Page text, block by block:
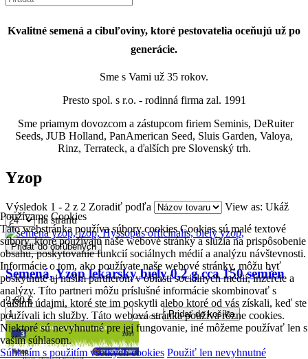
Kvalitné semená a cibuľoviny, ktoré pestovatelia oceňujú už po
generácie.
Sme s Vami už 35 rokov.
Presto spol. s r.o. - rodinná firma zal. 1991
Sme priamym dovozcom a zástupcom firiem Seminis, DeRuiter
Seeds, JUB Holland, PanAmerican Seed, Sluis Garden, Valoya,
Rinz, Terrateck, a ďalších pre Slovenský trh.
Yzop
Výsledok 1 - 2 z 2 Zoradiť podľa View as: Ukáž
na stranu
Pridať do obľúbených
Semená, Yzop lekársky biely 0,2 g cca 150 semien
2,60 €
Používame Cookies
Táto webstránka používa súbory cookies Cookies sú malé textové
súbory, ktoré používajú naše webové stránky a slúžia na prispôsobenie
obsahu, poskytovanie funkcií sociálnych médií a analýzu návštevnosti.
Informácie o tom, ako používate naše webové stránky, môžu byť
poskytnuté aj našim partnerom v oblasti sociálnych médií, inzercie a
analýzy. Títo partneri môžu príslušné informácie skombinovať s
ďalšími údajmi, ktoré ste im poskytli alebo ktoré od vás získali, keď ste
používali ich služby. Táto webová stránka používa rôzne cookies.
Niektoré sú nevyhnutné pre jej fungovanie, iné môžeme používať len s
vaším súhlasom.
Súhlasím s použitím všetkých cookies Použiť len nevyhnutné